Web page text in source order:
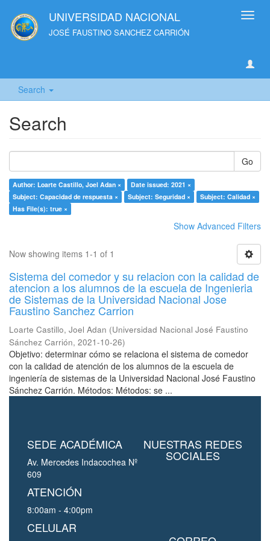
UNIVERSIDAD NACIONAL
JOSÉ FAUSTINO SANCHEZ CARRIÓN
Search
Search
Go
Author: Loarte Castillo, Joel Adan ×
Date issued: 2021 ×
Subject: Capacidad de respuesta ×
Subject: Seguridad ×
Subject: Calidad ×
Has File(s): true ×
Show Advanced Filters
Now showing items 1-1 of 1
Sistema del comedor y su relacion con la calidad de
atencion a los alumnos de la escuela de Ingenieria
de Sistemas de la Universidad Nacional Jose
Faustino Sanchez Carrion
Loarte Castillo, Joel Adan (Universidad Nacional José Faustino
Sánchez Carrión, 2021-10-26)
Objetivo: determinar cómo se relaciona el sistema de comedor
con la calidad de atención de los alumnos de la escuela de
ingeniería de sistemas de la Universidad Nacional José Faustino
Sánchez Carrión. Métodos: Métodos: se ...
SEDE ACADÉMICA
Av. Mercedes Indacochea Nº
609
ATENCIÓN
8:00am - 4:00pm
CELULAR
NUESTRAS REDES
SOCIALES